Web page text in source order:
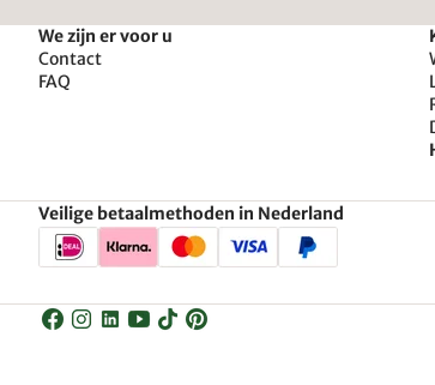
We zijn er voor u
Contact
FAQ
Veilige betaalmethoden in Nederland